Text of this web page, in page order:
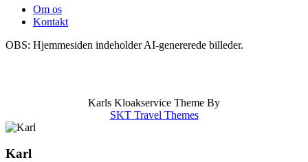
Om os
Kontakt
OBS: Hjemmesiden indeholder AI-genererede billeder.
Karls Kloakservice Theme By
SKT Travel Themes
Karl